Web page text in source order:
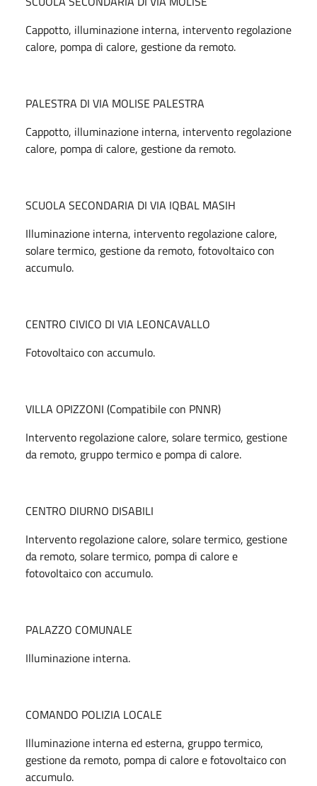
Cappotto, illuminazione interna, intervento regolazione
calore, pompa di calore, gestione da remoto.
PALESTRA DI VIA MOLISE PALESTRA
Cappotto, illuminazione interna, intervento regolazione
calore, pompa di calore, gestione da remoto.
SCUOLA SECONDARIA DI VIA IQBAL MASIH
Illuminazione interna, intervento regolazione calore,
solare termico, gestione da remoto, fotovoltaico con
accumulo.
CENTRO CIVICO DI VIA LEONCAVALLO
Fotovoltaico con accumulo.
VILLA OPIZZONI (Compatibile con PNNR)
Intervento regolazione calore, solare termico, gestione
da remoto, gruppo termico e pompa di calore.
CENTRO DIURNO DISABILI
Intervento regolazione calore, solare termico, gestione
da remoto, solare termico, pompa di calore e
fotovoltaico con accumulo.
PALAZZO COMUNALE
Illuminazione interna.
COMANDO POLIZIA LOCALE
Illuminazione interna ed esterna, gruppo termico,
gestione da remoto, pompa di calore e fotovoltaico con
accumulo.